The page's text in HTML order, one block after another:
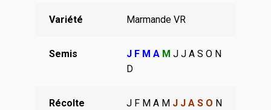
Variété Marmande VR
Semis J F M A M J J A S O N
D
Récolte J F M A M J J A S O N